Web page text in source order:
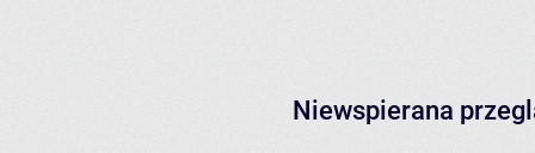
Niewspierana